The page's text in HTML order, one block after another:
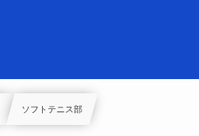
ソフトテニス部